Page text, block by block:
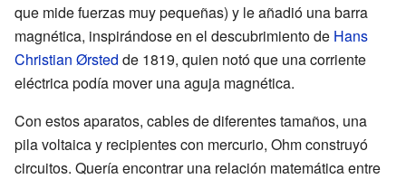
que mide fuerzas muy pequeñas) y le añadió una barra
magnética, inspirándose en el descubrimiento de Hans
Christian Ørsted de 1819, quien notó que una corriente
eléctrica podía mover una aguja magnética.
Con estos aparatos, cables de diferentes tamaños, una
pila voltaica y recipientes con mercurio, Ohm construyó
circuitos. Quería encontrar una relación matemática entre